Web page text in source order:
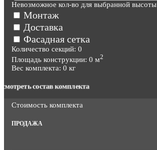
Невозможное кол-во для выбранной высоты
Монтаж
Доставка
Фасадная сетка
Количество секций: 0
Площадь конструкции: 0 м2
Вес комплекта: 0 кг
Посмотреть состав комплекта
Стоимость комплекта
ПРОДАЖА